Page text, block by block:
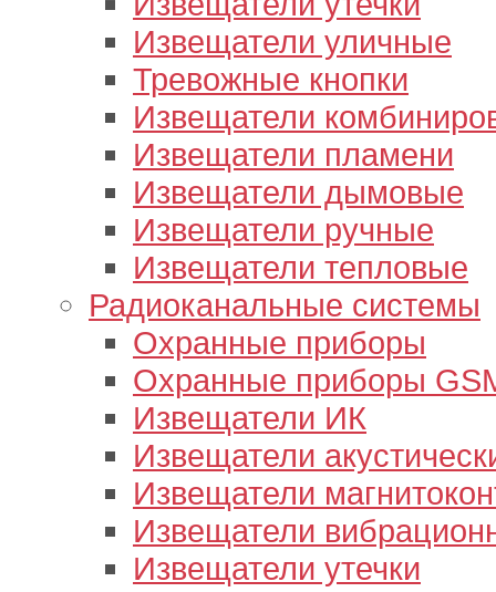
Извещатели уличные
Тревожные кнопки
Извещатели
Извещатели пламени
Извещатели дымовые
Извещатели ручные
Извещатели тепловые
Радиоканальные системы
Охранные приборы
Охранные приборы
Извещатели ИК
Извещатели
Извещатели
Извещатели
Извещатели утечки